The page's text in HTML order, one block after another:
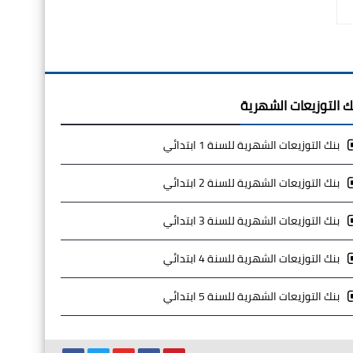
التوزيعات الشهرية
بنك التوزيعات الشهرية للسنة 1 ابتدائي
بنك التوزيعات الشهرية للسنة 2 ابتدائي
بنك التوزيعات الشهرية للسنة 3 ابتدائي
بنك التوزيعات الشهرية للسنة 4 ابتدائي
بنك التوزيعات الشهرية للسنة 5 ابتدائي